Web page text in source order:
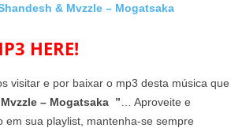
& Mvzzle – Mogatsaka
HERE!
visitar e por baixar o mp3 desta música que
– Mogatsaka ” … Aproveite e
sua playlist, mantenha-se sempre